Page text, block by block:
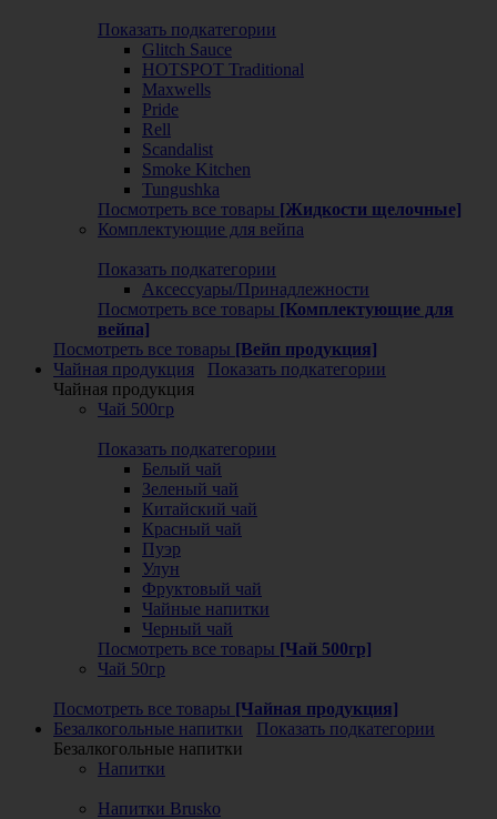
Показать подкатегории
Glitch Sauce
HOTSPOT Traditional
Maxwells
Pride
Rell
Scandalist
Smoke Kitchen
Tungushka
Посмотреть все товары [Жидкости щелочные]
Комплектующие для вейпа
Показать подкатегории
Аксессуары/Принадлежности
Посмотреть все товары [Комплектующие для
вейпа]
Посмотреть все товары [Вейп продукция]
Чайная продукция
Показать подкатегории
Чайная продукция
Чай 500гр
Показать подкатегории
Белый чай
Зеленый чай
Китайский чай
Красный чай
Пуэр
Улун
Фруктовый чай
Чайные напитки
Черный чай
Посмотреть все товары [Чай 500гр]
Чай 50гр
Посмотреть все товары [Чайная продукция]
Безалкогольные напитки
Показать подкатегории
Безалкогольные напитки
Напитки
Напитки Brusko